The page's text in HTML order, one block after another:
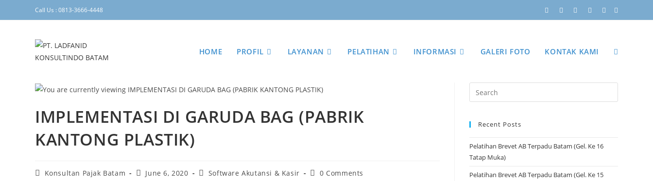
Call Us : 0813-3666-4448
HOME PROFIL LAYANAN PELATIHAN INFORMASI GALERI FOTO KONTAK KAMI
IMPLEMENTASI DI GARUDA BAG (PABRIK
KANTONG PLASTIK)
Konsultan Pajak Batam June 6, 2020 Software Akutansi & Kasir 0 Comments
Recent Posts
Pelatihan Brevet AB Terpadu Batam (Gel. Ke 16
Tatap Muka)
Pelatihan Brevet AB Terpadu Batam (Gel. Ke 15